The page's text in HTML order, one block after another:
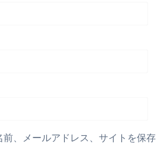
、メールアドレス、サイトを保存